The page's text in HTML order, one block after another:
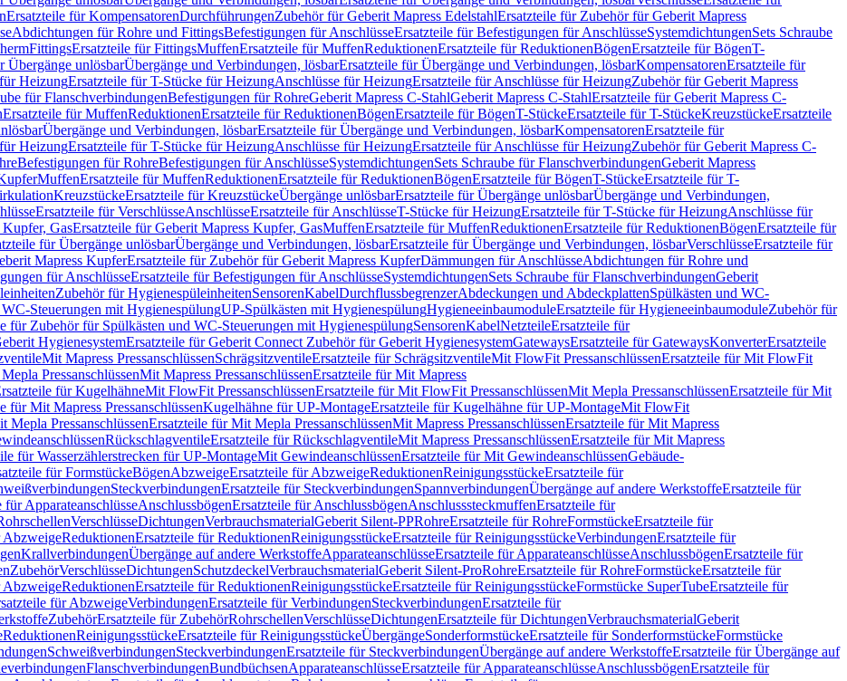
Ersatzteile für KompensatorenDurchführungenZubehör für Geberit Mapress EdelstahlErsatzteile für Zubehör für Geberit Mapress
Abdichtungen für Rohre und FittingsBefestigungen für AnschlüsseErsatzteile für Befestigungen für AnschlüsseSystemdichtungenSets Schraube
FittingsErsatzteile für FittingsMuffenErsatzteile für MuffenReduktionenErsatzteile für ReduktionenBögenErsatzteile für BögenT-
Übergänge unlösbarÜbergänge und Verbindungen, lösbarErsatzteile für Übergänge und Verbindungen, lösbarKompensatorenErsatzteile für
HeizungErsatzteile für T-Stücke für HeizungAnschlüsse für HeizungErsatzteile für Anschlüsse für HeizungZubehör für Geberit Mapress
für FlanschverbindungenBefestigungen für RohreGeberit Mapress C-StahlGeberit Mapress C-StahlErsatzteile für Geberit Mapress C-
Ersatzteile für MuffenReduktionenErsatzteile für ReduktionenBögenErsatzteile für BögenT-StückeErsatzteile für T-StückeKreuzstückeErsatzteile
Übergänge und Verbindungen, lösbarErsatzteile für Übergänge und Verbindungen, lösbarKompensatorenErsatzteile für
HeizungErsatzteile für T-Stücke für HeizungAnschlüsse für HeizungErsatzteile für Anschlüsse für HeizungZubehör für Geberit Mapress C-
Befestigungen für RohreBefestigungen für AnschlüsseSystemdichtungenSets Schraube für FlanschverbindungenGeberit Mapress
MuffenErsatzteile für MuffenReduktionenErsatzteile für ReduktionenBögenErsatzteile für BögenT-StückeErsatzteile für T-
KreuzstückeErsatzteile für KreuzstückeÜbergänge unlösbarErsatzteile für Übergänge unlösbarÜbergänge und Verbindungen,
Ersatzteile für VerschlüsseAnschlüsseErsatzteile für AnschlüsseT-Stücke für HeizungErsatzteile für T-Stücke für HeizungAnschlüsse für
GasErsatzteile für Geberit Mapress Kupfer, GasMuffenErsatzteile für MuffenReduktionenErsatzteile für ReduktionenBögenErsatzteile für
für Übergänge unlösbarÜbergänge und Verbindungen, lösbarErsatzteile für Übergänge und Verbindungen, lösbarVerschlüsseErsatzteile für
Mapress KupferErsatzteile für Zubehör für Geberit Mapress KupferDämmungen für AnschlüsseAbdichtungen für Rohre und
für AnschlüsseErsatzteile für Befestigungen für AnschlüsseSystemdichtungenSets Schraube für FlanschverbindungenGeberit
Zubehör für HygienespüleinheitenSensorenKabelDurchflussbegrenzerAbdeckungen und AbdeckplattenSpülkästen und WC-
Steuerungen mit HygienespülungUP-Spülkästen mit HygienespülungHygieneeinbaumoduleErsatzteile für HygieneeinbaumoduleZubehör für
für Zubehör für Spülkästen und WC-Steuerungen mit HygienespülungSensorenKabelNetzteileErsatzteile für
HygienesystemErsatzteile für Geberit Connect Zubehör für Geberit HygienesystemGatewaysErsatzteile für GatewaysKonverterErsatzteile
Mit Mapress PressanschlüssenSchrägsitzventileErsatzteile für SchrägsitzventileMit FlowFit PressanschlüssenErsatzteile für Mit FlowFit
PressanschlüssenMit Mapress PressanschlüssenErsatzteile für Mit Mapress
für KugelhähneMit FlowFit PressanschlüssenErsatzteile für Mit FlowFit PressanschlüssenMit Mepla PressanschlüssenErsatzteile für Mit
für Mit Mapress PressanschlüssenKugelhähne für UP-MontageErsatzteile für Kugelhähne für UP-MontageMit FlowFit
Mepla PressanschlüssenErsatzteile für Mit Mepla PressanschlüssenMit Mapress PressanschlüssenErsatzteile für Mit Mapress
RückschlagventileErsatzteile für RückschlagventileMit Mapress PressanschlüssenErsatzteile für Mit Mapress
für Wasserzählerstrecken für UP-MontageMit GewindeanschlüssenErsatzteile für Mit GewindeanschlüssenGebäude-
für FormstückeBögenAbzweigeErsatzteile für AbzweigeReduktionenReinigungsstückeErsatzteile für
SteckverbindungenErsatzteile für SteckverbindungenSpannverbindungenÜbergänge auf andere WerkstoffeErsatzteile für
für ApparateanschlüsseAnschlussbögenErsatzteile für AnschlussbögenAnschlusssteckmuffenErsatzteile für
VerschlüsseDichtungenVerbrauchsmaterialGeberit Silent-PPRohreErsatzteile für RohreFormstückeErsatzteile für
AbzweigeReduktionenErsatzteile für ReduktionenReinigungsstückeErsatzteile für ReinigungsstückeVerbindungenErsatzteile für
KrallverbindungenÜbergänge auf andere WerkstoffeApparateanschlüsseErsatzteile für ApparateanschlüsseAnschlussbögenErsatzteile für
ZubehörVerschlüsseDichtungenSchutzdeckelVerbrauchsmaterialGeberit Silent-ProRohreErsatzteile für RohreFormstückeErsatzteile für
AbzweigeReduktionenErsatzteile für ReduktionenReinigungsstückeErsatzteile für ReinigungsstückeFormstücke SuperTubeErsatzteile für
für AbzweigeVerbindungenErsatzteile für VerbindungenSteckverbindungenErsatzteile für
ZubehörErsatzteile für ZubehörRohrschellenVerschlüsseDichtungenErsatzteile für DichtungenVerbrauchsmaterialGeberit
ReduktionenReinigungsstückeErsatzteile für ReinigungsstückeÜbergängeSonderformstückeErsatzteile für SonderformstückeFormstücke
SchweißverbindungenSteckverbindungenErsatzteile für SteckverbindungenÜbergänge auf andere WerkstoffeErsatzteile für Übergänge auf
FlanschverbindungenBundbüchsenApparateanschlüsseErsatzteile für ApparateanschlüsseAnschlussbögenErsatzteile für